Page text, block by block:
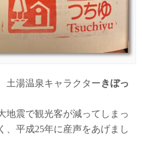
土湯温泉キャラクターきぼっ
地震で観光客が減ってしまっ
、平成25年に産声をあげまし